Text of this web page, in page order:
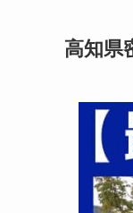
高知県